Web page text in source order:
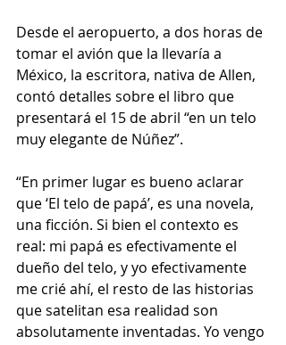
Desde el aeropuerto, a dos horas de
tomar el avión que la llevaría a
México, la escritora, nativa de Allen,
contó detalles sobre el libro que
presentará el 15 de abril “en un telo
muy elegante de Núñez”.
“En primer lugar es bueno aclarar
que ‘El telo de papá’, es una novela,
una ficción. Si bien el contexto es
real: mi papá es efectivamente el
dueño del telo, y yo efectivamente
me crié ahí, el resto de las historias
que satelitan esa realidad son
absolutamente inventadas. Yo vengo